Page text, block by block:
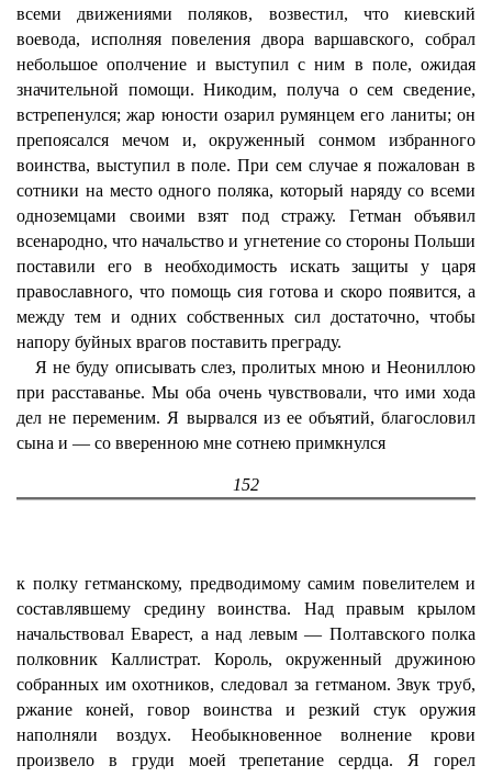
всеми движениями поляков, возвестил, что киевский
воевода, исполняя повеления двора варшавского, собрал
небольшое ополчение и выступил с ним в поле, ожидая
значительной помощи. Никодим, получа о сем сведение,
встрепенулся; жар юности озарил румянцем его ланиты; он
препоясался мечом и, окруженный сонмом избранного
воинства, выступил в поле. При сем случае я пожалован в
сотники на место одного поляка, который наряду со всеми
одноземцами своими взят под стражу. Гетман объявил
всенародно, что начальство и угнетение со стороны Польши
поставили его в необходимость искать защиты у царя
православного, что помощь сия готова и скоро появится, а
между тем и одних собственных сил достаточно, чтобы
напору буйных врагов поставить преграду.
Я не буду описывать слез, пролитых мною и Неониллою
при расставанье. Мы оба очень чувствовали, что ими хода
дел не переменим. Я вырвался из ее объятий, благословил
сына и — со вверенною мне сотнею примкнулся
152
к полку гетманскому, предводимому самим повелителем и
составлявшему средину воинства. Над правым крылом
начальствовал Еварест, а над левым — Полтавского полка
полковник Каллистрат. Король, окруженный дружиною
собранных им охотников, следовал за гетманом. Звук труб,
ржание коней, говор воинства и резкий стук оружия
наполняли воздух. Необыкновенное волнение крови
произвело в груди моей трепетание сердца. Я горел